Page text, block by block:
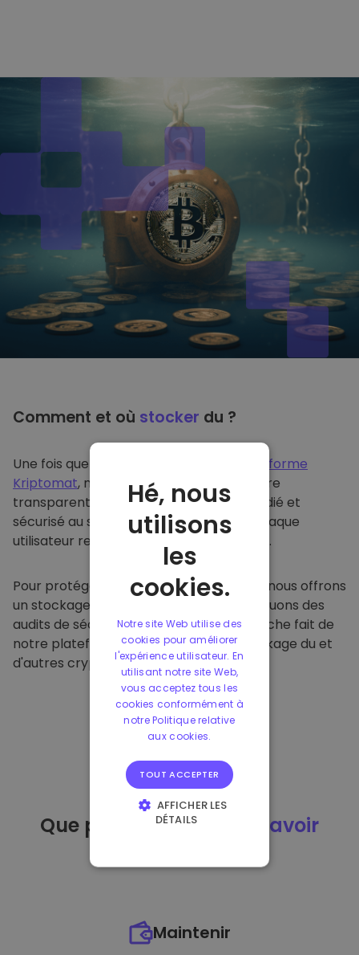
Comment et où stocker du ?
Une fois que vous achetez du sur
la plateforme
Kriptomat, nous le transférons de manière
transparente dans votre portefeuille dédié et
sécurisé au sein de notre plateforme. Chaque
utilisateur reçoit un portefeuille individuel.
Pour protéger nos clients et leurs fonds, nous offrons
un stockage hors ligne sécurisé et effectuons des
audits de sécurité réguliers. Cette approche fait de
notre plateforme un refuge pour le stockage du et
d'autres crypto-monnaies.
Que puis-je faire
après avoir
Maintenir
Hé, nous
utilisons
les
cookies.
Notre site Web utilise des
cookies pour améliorer
l'expérience utilisateur. En
utilisant notre site Web,
vous acceptez tous les
cookies conformément à
notre Politique relative
aux cookies.
TOUT ACCEPTER
AFFICHER LES
DÉTAILS
FONCTIONNALITÉ